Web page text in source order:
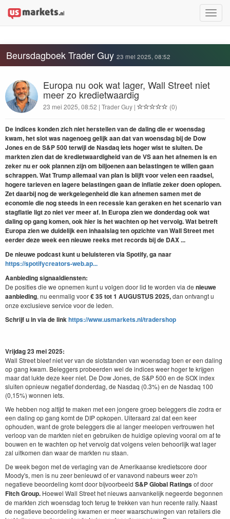
Toggle
Beursdagboek Trader Guy 23 mei 2025, 08:52
Europa nu ook wat lager, Wall Street niet
meer zo kredietwaardig
23 mei 2025, 08:52 | Trader Guy | (0)
De indices konden zich niet herstellen van de daling die er woensdag
kwam, het slot was nagenoeg gelijk aan dat van woensdag bij de Dow
Jones en de S&P 500 terwijl de Nasdaq iets hoger wist te sluiten. De
markten zien dat de kredietwaardigheid van de VS aan het afnemen is en
zeker nu er ook plannen zijn om biljoenen aan belastingen te willen gaan
schrappen. Wat Trump allemaal van plan is blijft voor velen een raadsel,
hogere tarieven en lagere belastingen gaan de inflatie zeker doen oplopen.
Zet daarbij nog de werkgelegenheid die kan afnemen samen met de
economie die nog steeds in een recessie kan geraken en het scenario van
stagflatie ligt zo niet ver meer af. In Europa zien we donderdag ook wat
daling op gang komen, ook hier is het wachten op het vervolg. Wat betreft
Europa zien we duidelijk een inhaalslag ten opzichte van Wall Street met
eerder deze week een nieuwe reeks met records bij de DAX ...
De nieuwe podcast kunt u beluisteren via Spotify, ga naar
https://spotifycreators-web.ap...
Aanbieding signaaldiensten:
De posities die we opnemen kunt u volgen door lid te worden via de nieuwe
aanbieding, nu eenmalig voor€ 35 tot 1 AUGUSTUS2025,dan ontvangt u
onze exclusieve service voor de leden.
Schrijf u in via de linkhttps://www.usmarkets.nl/tradershop
Vrijdag 23 mei 2025:
Wall Street bleef niet ver van de slotstanden van woensdag toen er een daling
op gang kwam. Beleggers probeerden wel de indices weer hoger te krijgen
maar dat lukte deze keer niet. De Dow Jones, de S&P 500 en de SOX index
sluiten opnieuw negatief donderdag, de Nasdaq (0.3%) en de Nasdaq 100
(0,15%) wonnen iets.
We hebben nog altijd te maken met een jongere groep beleggers die zodra er
een daling op gang komt de DIP opkopen. Uiteraard zal dat een keer
ophouden, want de grote beleggers die al langer meelopen vertrouwen het
verloop van de markten niet en gebruiken de huidige opleving vooral om af te
bouwen en te wachten op het vervolg dat volgens velen behoorlijk wat lager
zal uitkomen dan waar de markten nu staan.
De week begon met de verlaging van de Amerikaanse kredietscore door
Moody's, men is nu zeer benieuwd of er vanavond nabeurs weer zo'n
negatieve beoordeling komt door bijvoorbeeld S&P Global Ratingsof door
Fitch Group. Hoewel Wall Street het nieuws aanvankelijk negeerde begonnen
de markten zich woensdag toch terug te trekken van hun recente rally. Naast
de negatieve beoordeling kwamen er meer waarschuwingen van retailers die